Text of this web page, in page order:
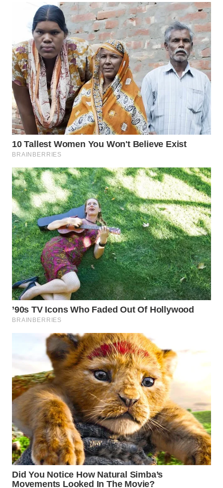
NEWS
WAHANA
TANI
WAHANA
ADVOKAT
WAHANA
INFRASTRUKTUR
WAHANA
KONSUMEN
WAHANA
LISTRIK
WAHANA
TRAVEL
WAHANA
TV
WAHANANEWS
ID
CO ID
WAHANANEWS
NET
WAHANA
SPORT
WAHANA
UMKM
WAHANA
SELEB